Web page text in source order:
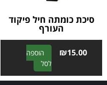
סיכת כומתה חיל פיקוד
העורף
₪15.00
הוספה
לסל
A
l